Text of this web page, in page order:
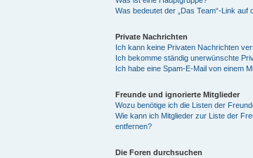
Was bedeutet der „Das Team“-Link auf
Private Nachrichten
Ich kann keine Privaten Nachrichten
Ich bekomme ständig unerwünschte
Ich habe eine Spam-E-Mail von einem
Freunde und ignorierte Mitglieder
Wozu benötige ich die Listen der
Wie kann ich Mitglieder zur Liste der
entfernen?
Die Foren durchsuchen